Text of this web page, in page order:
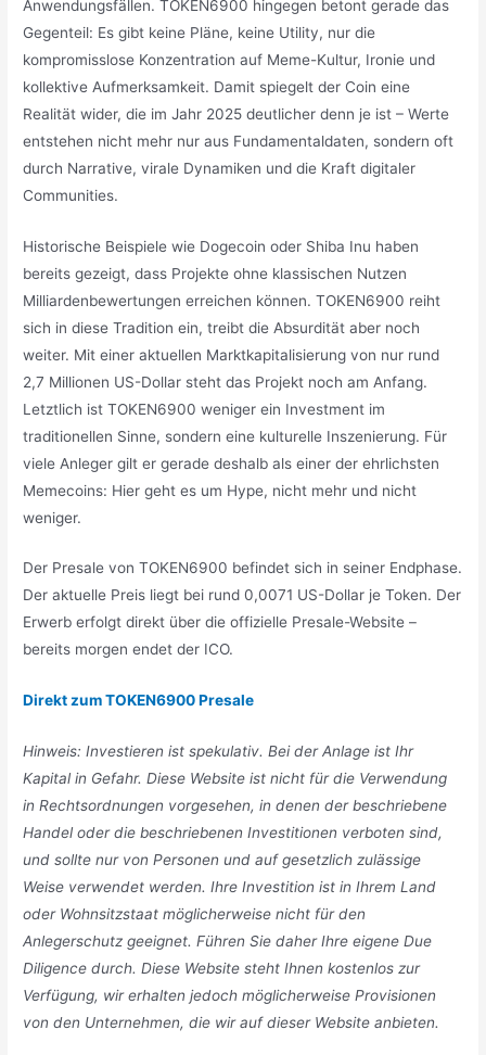
Anwendungsfällen. TOKEN6900 hingegen betont gerade das
Gegenteil: Es gibt keine Pläne, keine Utility, nur die
kompromisslose Konzentration auf Meme-Kultur, Ironie und
kollektive Aufmerksamkeit. Damit spiegelt der Coin eine
Realität wider, die im Jahr 2025 deutlicher denn je ist – Werte
entstehen nicht mehr nur aus Fundamentaldaten, sondern oft
durch Narrative, virale Dynamiken und die Kraft digitaler
Communities.
Historische Beispiele wie Dogecoin oder Shiba Inu haben
bereits gezeigt, dass Projekte ohne klassischen Nutzen
Milliardenbewertungen erreichen können. TOKEN6900 reiht
sich in diese Tradition ein, treibt die Absurdität aber noch
weiter. Mit einer aktuellen Marktkapitalisierung von nur rund
2,7 Millionen US-Dollar steht das Projekt noch am Anfang.
Letztlich ist TOKEN6900 weniger ein Investment im
traditionellen Sinne, sondern eine kulturelle Inszenierung. Für
viele Anleger gilt er gerade deshalb als einer der ehrlichsten
Memecoins: Hier geht es um Hype, nicht mehr und nicht
weniger.
Der Presale von TOKEN6900 befindet sich in seiner Endphase.
Der aktuelle Preis liegt bei rund 0,0071 US-Dollar je Token. Der
Erwerb erfolgt direkt über die offizielle Presale-Website –
bereits morgen endet der ICO.
Direkt zum TOKEN6900 Presale
Hinweis: Investieren ist spekulativ. Bei der Anlage ist Ihr
Kapital in Gefahr. Diese Website ist nicht für die Verwendung
in Rechtsordnungen vorgesehen, in denen der beschriebene
Handel oder die beschriebenen Investitionen verboten sind,
und sollte nur von Personen und auf gesetzlich zulässige
Weise verwendet werden. Ihre Investition ist in Ihrem Land
oder Wohnsitzstaat möglicherweise nicht für den
Anlegerschutz geeignet. Führen Sie daher Ihre eigene Due
Diligence durch. Diese Website steht Ihnen kostenlos zur
Verfügung, wir erhalten jedoch möglicherweise Provisionen
von den Unternehmen, die wir auf dieser Website anbieten.